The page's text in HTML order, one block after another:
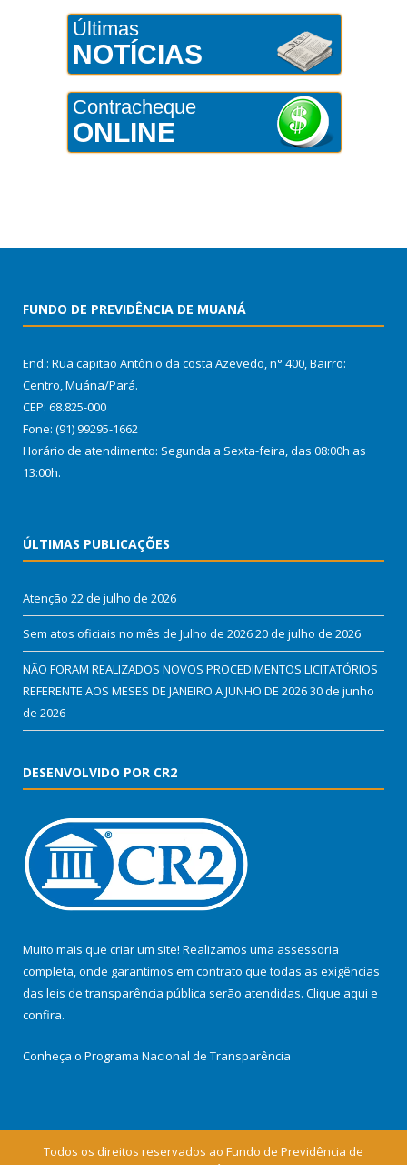
Últimas
NOTÍCIAS
Contracheque
ONLINE
FUNDO DE PREVIDÊNCIA DE MUANÁ
End.: Rua capitão Antônio da costa Azevedo, n° 400, Bairro:
Centro, Muána/Pará.
CEP: 68.825-000
Fone: (91) 99295-1662
Horário de atendimento: Segunda a Sexta-feira, das 08:00h as
13:00h.
ÚLTIMAS PUBLICAÇÕES
Atenção 22 de julho de 2026
Sem atos oficiais no mês de Julho de 202620 de julho de 2026
NÃO FORAM REALIZADOS NOVOS PROCEDIMENTOS LICITATÓRIOS
REFERENTE AOS MESES DE JANEIRO A JUNHO DE 202630 de junho
de 2026
DESENVOLVIDO POR CR2
Muito mais que criar um site! Realizamos uma assessoria
completa, onde garantimos em contrato que todas as exigências
das leis de transparência pública serão atendidas. Clique aqui e
confira.
Conheça o Programa Nacional de Transparência
Todos os direitos reservados ao Fundo de Previdência de